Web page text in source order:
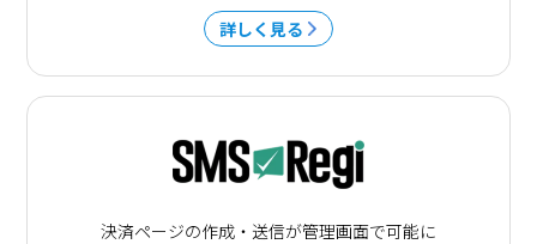
詳しく見る
決済ページの作成・送信が管理画面で可能に